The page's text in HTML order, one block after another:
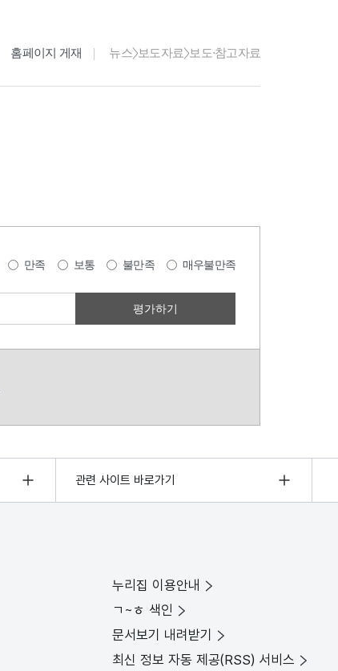
홈페이지 게재 뉴스>보도자료>보도·참고자료
만족 보통 불만족 매우불만족
관련 사이트 바로가기
누리집 이용안내
ㄱ~ㅎ 색인
문서보기 내려받기
최신 정보 자동 제공(RSS) 서비스